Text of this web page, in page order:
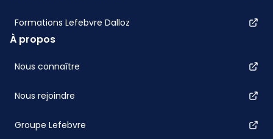
Formations Lefebvre Dalloz
À propos
Nous connaître
Nous rejoindre
Groupe Lefebvre